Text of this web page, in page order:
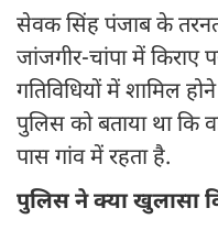
सेवक सिंह पंजाब के
जांजगीर-चांपा में किराए
गतिविधियों में शामिल
पुलिस को बताया था कि
पास गांव में रहता है.
पुलिस ने क्या खुलासा